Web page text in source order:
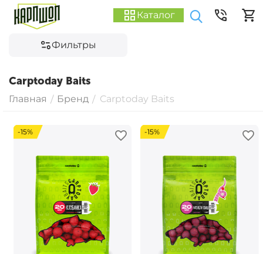
Каталог
Фильтры
Carptoday Baits
Главная / Бренд / Carptoday Baits
-15% -15%